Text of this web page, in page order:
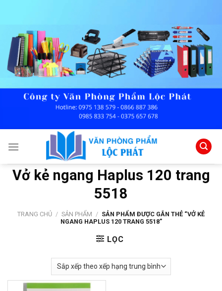
content
Vở kẻ ngang Haplus 120 trang
5518
TRANG CHỦ / SẢN PHẨM / SẢN PHẨM ĐƯỢC GẮN THẺ “VỞ KẺ
NGANG HAPLUS 120 TRANG 5518”
LỌC